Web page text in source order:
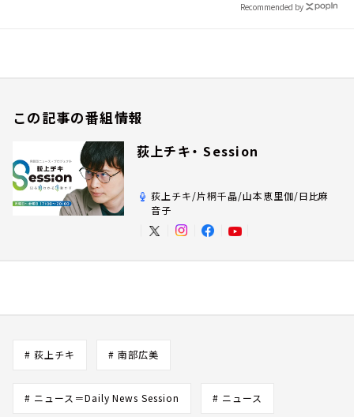
Recommended by
この記事の番組情報
荻上チキ・ Session
荻上チキ/片桐千晶/山本恵里伽/日比麻
音子
# 荻上チキ # 南部広美
# ニュース＝Daily News Session # ニュース